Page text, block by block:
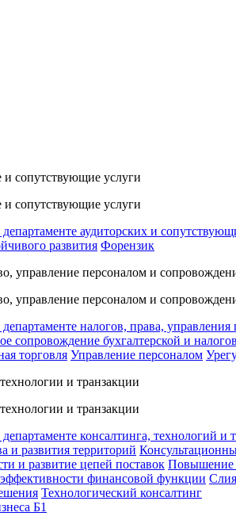
и сопутствующие услуги
и сопутствующие услуги
аудиторских и
развития Форензик
управление персоналом и
управление персоналом и
налогов, права,
сопровождение бухгалтерской и
торговля Управление персоналом
и транзакции
и транзакции
консалтинга, технологий и
и развития территорий
и развитие цепей поставок Повышение
финансовой функции
Технологический консалтинг
Б1